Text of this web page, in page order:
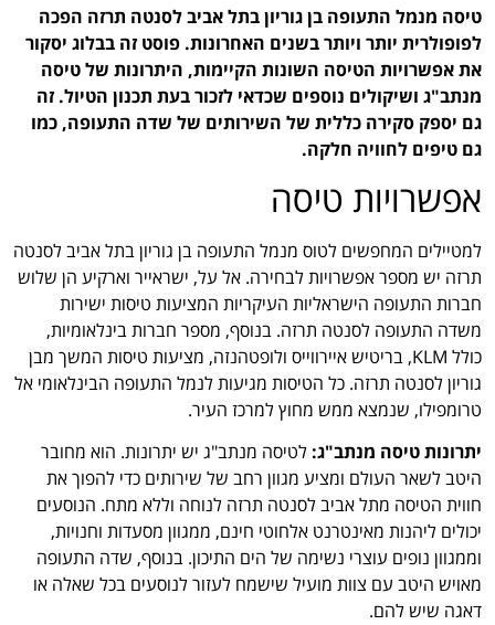
טיסה מנמל התעופה בן גוריון בתל אביב לסנטה תרזה הפכה
לפופולרית יותר ויותר בשנים האחרונות. פוסט זה בבלוג יסקור
את אפשרויות הטיסה השונות הקיימות, היתרונות של טיסה
מנתב"ג ושיקולים נוספים שכדאי לזכור בעת תכנון הטיול. זה
גם יספק סקירה כללית של השירותים של שדה התעופה, כמו
גם טיפים לחוויה חלקה.
אפשרויות טיסה
למטיילים המחפשים לטוס מנמל התעופה בן גוריון בתל אביב לסנטה
תרזה יש מספר אפשרויות לבחירה. אל על, ישראייר וארקיע הן שלוש
חברות התעופה הישראליות העיקריות המציעות טיסות ישירות
משדה התעופה לסנטה תרזה. בנוסף, מספר חברות בינלאומיות,
כולל KLM, בריטיש איירווייס ולופטהנזה, מציעות טיסות המשך מבן
גוריון לסנטה תרזה. כל הטיסות מגיעות לנמל התעופה הבינלאומי אל
טרומפילו, שנמצא ממש מחוץ למרכז העיר.
יתרונות טיסה מנתב"ג: לטיסה מנתב"ג יש יתרונות. הוא מחובר
היטב לשאר העולם ומציע מגוון רחב של שירותים כדי להפוך את
חווית הטיסה מתל אביב לסנטה תרזה לנוחה וללא מתח. הנוסעים
יכולים ליהנות מאינטרנט אלחוטי חינם, ממגוון מסעדות וחנויות,
וממגוון נופים עוצרי נשימה של הים התיכון. בנוסף, שדה התעופה
מאויש היטב עם צוות מועיל שישמח לעזור לנוסעים בכל שאלה או
דאגה שיש להם.